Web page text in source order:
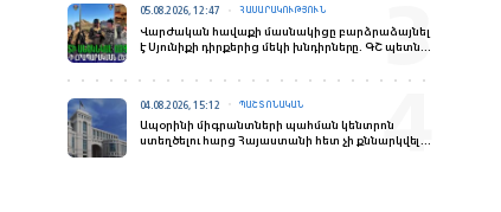
05.08.2026, 12:47 ՀԱՍԱՐԱԿՈՒԹՅՈՒՆ
Վարժական հավաքի մասնակիցը բարձրաձայնել
է Սյունիքի դիրքերից մեկի խնդիրները. ԳՇ պետն
04.08.2026, 15:12 ՊԱՇՏՈՆԱԿԱՆ
Ապօրինի միգրանտների պահման կենտրոն
ստեղծելու հարց Հայաստանի հետ չի քննարկվել.